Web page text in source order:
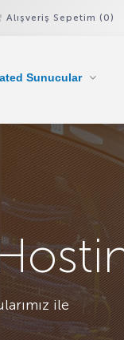
Alışveriş Sepetim (0)
Sunucular
ile